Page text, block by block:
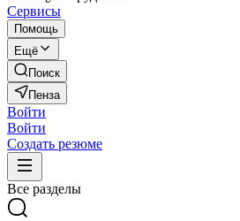
Сервисы
Помощь
Ещё
Поиск
Пенза
Войти
Войти
Создать резюме
Все разделы